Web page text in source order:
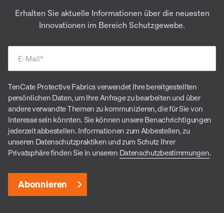
Erhalten Sie aktuelle Informationen über die neuesten
Innovationen im Bereich Schutzgewebe.
E-Mail*
TenCate Protective Fabrics verwendet Ihre bereitgestellten
persönlichen Daten, um Ihre Anfrage zu bearbeiten und über
andere verwandte Themen zu kommunizieren, die für Sie von
Interesse sein könnten. Sie können unsere Benachrichtigungen
jederzeit abbestellen. Informationen zum Abbestellen, zu
unseren Datenschutzpraktiken und zum Schutz Ihrer
Privatsphäre finden Sie in unseren Datenschutzbestimmungen